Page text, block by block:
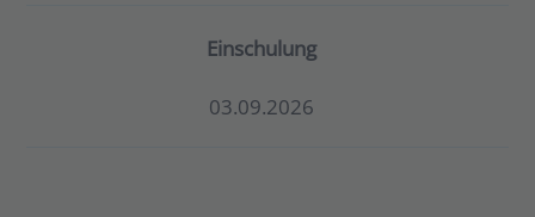
Einschulung
03.09.2026